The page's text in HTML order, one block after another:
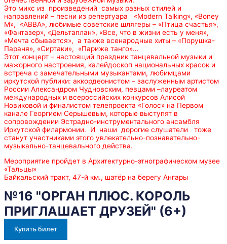
Это микс из произведений самых разных стилей и
направлений – песни из репертуара «Modern Talking», «Boney
M», «АВВА», любимые советские шлягеры – «Птица счастья»,
«Фантазер», «Дельтаплан», «Все, что в жизни есть у меня»,
«Мечта сбывается», а также всенародные хиты – «Порушка-
Параня», «Сиртаки», «Париже танго»…
Этот концерт – настоящий праздник танцевальной музыки и
мажорного настроения, калейдоскоп национальных красок и
встреча с замечательными музыкантами, любимцами
иркутской публики: аккордеонистом – заслуженным артистом
России Александром Чудновским, певцами –лауреатом
международных и всероссийских конкурсов Алисой
Новиковой и финалистом телепроекта «Голос» на Первом
канале Георгием Серышевым, которые выступят в
сопровождении Эстрадно-инструментального ансамбля
Иркутской филармонии. И наши дорогие слушатели тоже
станут участниками этого увлекательно-познавательно-
музыкально-танцевального действа.
Мероприятие пройдет в Архитектурно-этнографическом музее
«Тальцы»
Байкальский тракт, 47-й км., шатёр на берегу Ангары
№16 "ОРГАН ПЛЮС. КОРОЛЬ
ПРИГЛАШАЕТ ДРУЗЕЙ" (6+)
Купить билет